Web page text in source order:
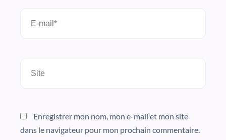
mail*
Enregistrer mon nom, mon e-mail et mon site
dans le navigateur pour mon prochain commentaire.